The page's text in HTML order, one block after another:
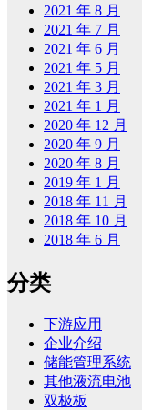
2021 年 8 月
2021 年 7 月
2021 年 6 月
2021 年 5 月
2021 年 3 月
2021 年 1 月
2020 年 12 月
2020 年 9 月
2020 年 8 月
2019 年 1 月
2018 年 11 月
2018 年 10 月
2018 年 6 月
分类
下游应用
企业介绍
储能管理系统
其他液流电池
双极板